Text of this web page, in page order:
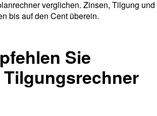
verglichen. Zinsen, Tilgung und
bis auf den Cent überein.
Sie